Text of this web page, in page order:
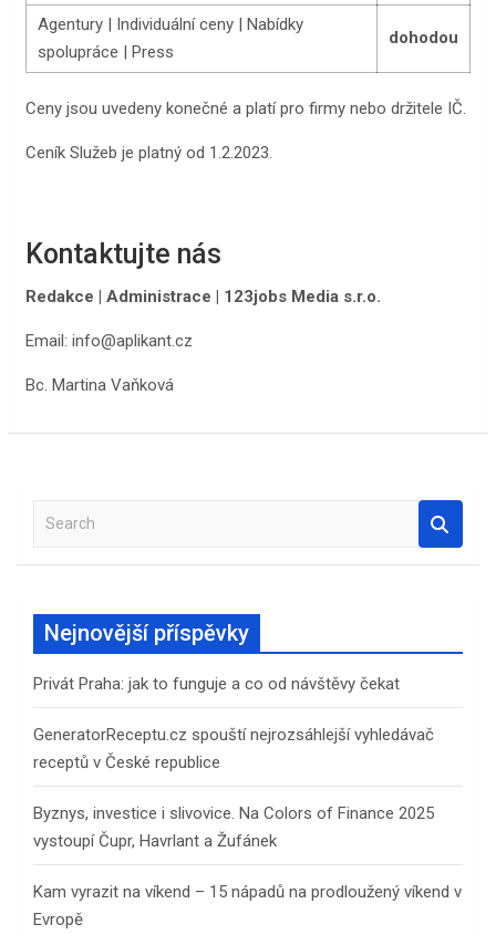
Agentury | Individuální ceny | Nabídky
spolupráce | Press
dohodou
Ceny jsou uvedeny konečné a platí pro firmy nebo držitele IČ.
Ceník Služeb je platný od 1.2.2023.
Kontaktujte nás
Redakce | Administrace | 123jobs Media s.r.o.
Email: info@aplikant.cz
ㅤBc. Martina Vaňková
a
h
Nejnovější příspěvky
Privát Praha: jak to funguje a co od návštěvy čekat
GeneratorReceptu.cz spouští nejrozsáhlejší vyhledávač
receptů v České republice
Byznys, investice i slivovice. Na Colors of Finance 2025
vystoupí Čupr, Havrlant a Žufánek
Kam vyrazit na víkend – 15 nápadů na prodloužený víkend v
Evropě